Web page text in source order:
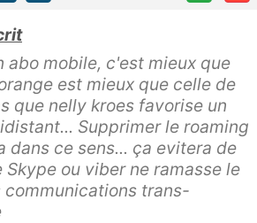
abo mobile, c'est mieux que
est mieux que celle de
que nelly kroes favorise un
Supprimer le roaming
dans ce sens... ça evitera de
ou viber ne ramasse le
communications trans-